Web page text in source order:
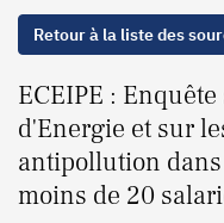
Retour à la liste des
ECEIPE :
d'Energie et sur
antipollution
moins de 20